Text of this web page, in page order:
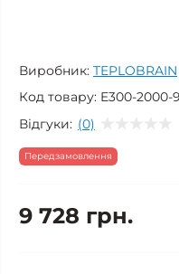
Виробник: TEPLOBRAIN
Код товару: E300-2000-
Відгуки: (0)
Передзамовлення
9 728 грн.